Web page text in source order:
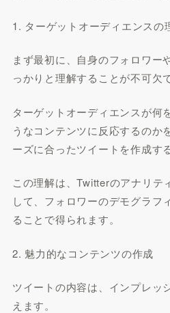
1. ターゲットオーディエンスの
まず最初に、自身のフォロワー
っかりと理解することが不可欠
ターゲットオーディエンスが何
うなコンテンツに反応するのか
ーズに合ったツイートを作成す
この理解は、Twitterのアナリテ
して、フォロワーのデモグラフ
ることで得られます。
2. 魅力的なコンテンツの作成
ツイートの内容は、インプレッ
えます。